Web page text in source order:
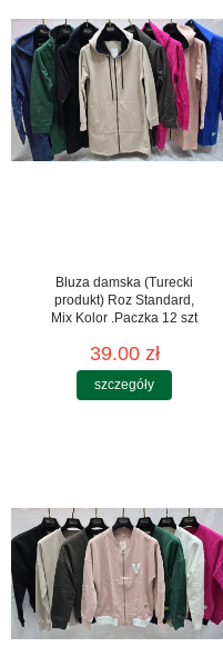
Bluza damska (Turecki
produkt) Roz Standard,
Mix Kolor .Paczka 12 szt
39.00 zł
szczegóły